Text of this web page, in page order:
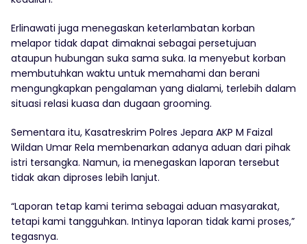
Erlinawati juga menegaskan keterlambatan korban
melapor tidak dapat dimaknai sebagai persetujuan
ataupun hubungan suka sama suka. Ia menyebut korban
membutuhkan waktu untuk memahami dan berani
mengungkapkan pengalaman yang dialami, terlebih dalam
situasi relasi kuasa dan dugaan grooming.
Sementara itu, Kasatreskrim Polres Jepara AKP M Faizal
Wildan Umar Rela membenarkan adanya aduan dari pihak
istri tersangka. Namun, ia menegaskan laporan tersebut
tidak akan diproses lebih lanjut.
“Laporan tetap kami terima sebagai aduan masyarakat,
tetapi kami tangguhkan. Intinya laporan tidak kami proses,”
tegasnya.